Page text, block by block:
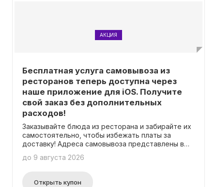
АКЦИЯ
Бесплатная услуга самовывоза из
ресторанов теперь доступна через
наше приложение для iOS. Получите
свой заказ без дополнительных
расходов!
Заказывайте блюда из ресторана и забирайте их
самостоятельно, чтобы избежать платы за
доставку! Адреса самовывоза представлены в
до 9 августа 2026
Открыть купон